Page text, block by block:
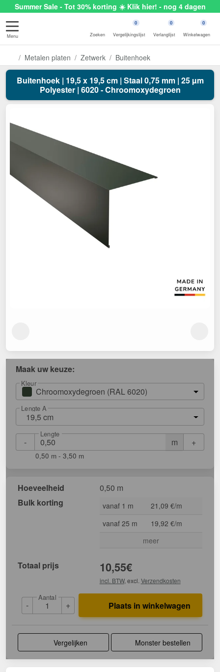
Summer Sale - Tot 30% korting ☀️ Klik hier! - nog 4 dagen
Menu Zoeken
0
Vergelijkingslijst
0
Verlanglijst
0
Winkelwagen
Metalen platen Zetwerk Buitenhoek
Buitenhoek | 19,5 x 19,5 cm | Staal 0,75 mm | 25 µm
Polyester | 6020 - Chroomoxydegroen
Maak uw keuze:
Kleur
Chroomoxydegroen (RAL 6020)
Lengte A
19,5 cm
- m
Lengte
+
0,50 m - 3,50 m
Hoeveelheid
0,50 m
Bulk korting
vanaf 1 m
21,09 €/m
vanaf 25 m
19,92 €/m
meer
Totaal prijs 10,55€
incl. BTW, excl. Verzendkosten
-
Aantal
+ Plaats in winkelwagen
Vergelijken Monster bestellen